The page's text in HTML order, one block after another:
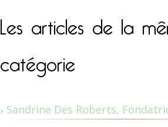
Les articles de la
catégorie
Sandrine Des Roberts,